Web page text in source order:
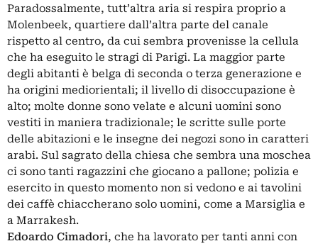
Paradossalmente, tutt’altra aria si respira proprio a
Molenbeek, quartiere dall’altra parte del canale
rispetto al centro, da cui sembra provenisse la cellula
che ha eseguito le stragi di Parigi. La maggior parte
degli abitanti è belga di seconda o terza generazione e
ha origini mediorientali; il livello di disoccupazione è
alto; molte donne sono velate e alcuni uomini sono
vestiti in maniera tradizionale; le scritte sulle porte
delle abitazioni e le insegne dei negozi sono in caratteri
arabi. Sul sagrato della chiesa che sembra una moschea
ci sono tanti ragazzini che giocano a pallone; polizia e
esercito in questo momento non si vedono e ai tavolini
dei caffè chiaccherano solo uomini, come a Marsiglia e
a Marrakesh.
Edoardo Cimadori, che ha lavorato per tanti anni con